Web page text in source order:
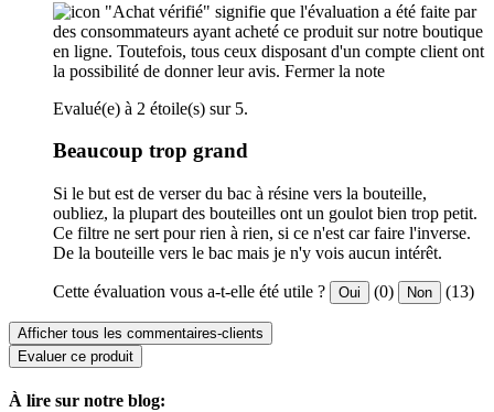
"Achat vérifié" signifie que l'évaluation a été faite par
des consommateurs ayant acheté ce produit sur notre boutique
en ligne. Toutefois, tous ceux disposant d'un compte client ont
la possibilité de donner leur avis. Fermer la note
Evalué(e) à 2 étoile(s) sur 5.
Beaucoup trop grand
Si le but est de verser du bac à résine vers la bouteille,
oubliez, la plupart des bouteilles ont un goulot bien trop petit.
Ce filtre ne sert pour rien à rien, si ce n'est car faire l'inverse.
De la bouteille vers le bac mais je n'y vois aucun intérêt.
Cette évaluation vous a-t-elle été utile ? Oui (0) Non (13)
Afficher tous les commentaires-clients
Evaluer ce produit
À lire sur notre blog: